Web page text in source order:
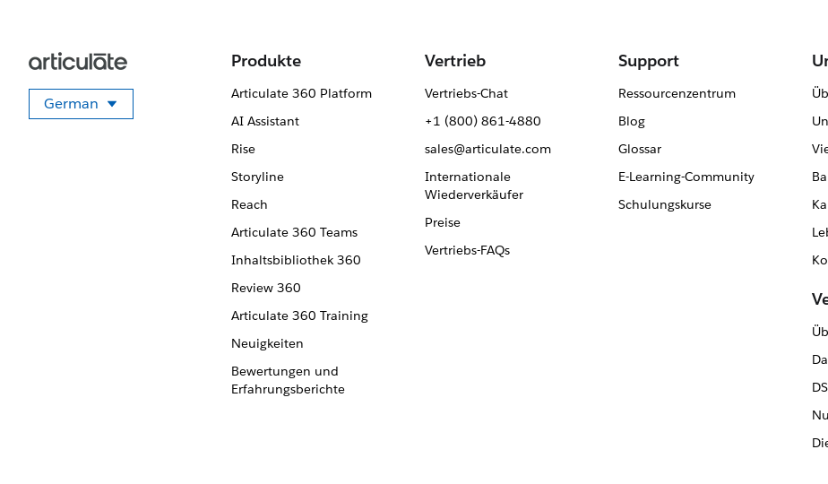
German
Sprache auswählen
Produkte
Articulate 360 Platform
AI Assistant
Rise
Storyline
Reach
Articulate 360 Teams
Inhaltsbibliothek 360
Review 360
Articulate 360 Training
Neuigkeiten
Bewertungen und
Erfahrungsberichte
Vertrieb
Vertriebs-Chat
+1 (800) 861-4880
sales@articulate.com
Internationale
Wiederverkäufer
Preise
Vertriebs-FAQs
Support
Ressourcenzentrum
Blog
Glossar
E-Learning-Community
Schulungskurse